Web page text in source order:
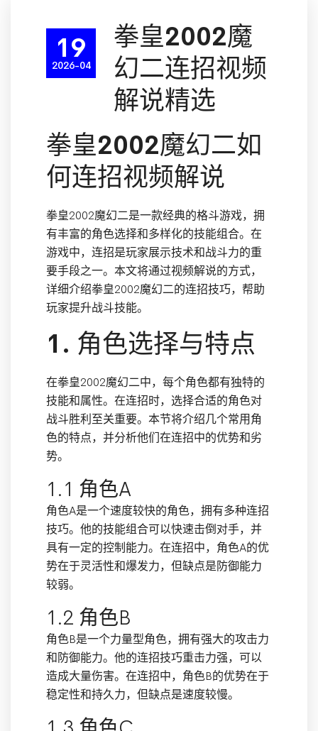
19
2026-04
拳皇2002魔
幻二连招视频
解说精选
拳皇2002魔幻二如
何连招视频解说
拳皇2002魔幻二是一款经典的格斗游戏，拥
有丰富的角色选择和多样化的技能组合。在
游戏中，连招是玩家展示技术和战斗力的重
要手段之一。本文将通过视频解说的方式，
详细介绍拳皇2002魔幻二的连招技巧，帮助
玩家提升战斗技能。
1. 角色选择与特点
在拳皇2002魔幻二中，每个角色都有独特的
技能和属性。在连招时，选择合适的角色对
战斗胜利至关重要。本节将介绍几个常用角
色的特点，并分析他们在连招中的优势和劣
势。
1.1 角色A
角色A是一个速度较快的角色，拥有多种连招
技巧。他的技能组合可以快速击倒对手，并
具有一定的控制能力。在连招中，角色A的优
势在于灵活性和爆发力，但缺点是防御能力
较弱。
1.2 角色B
角色B是一个力量型角色，拥有强大的攻击力
和防御能力。他的连招技巧重击力强，可以
造成大量伤害。在连招中，角色B的优势在于
稳定性和持久力，但缺点是速度较慢。